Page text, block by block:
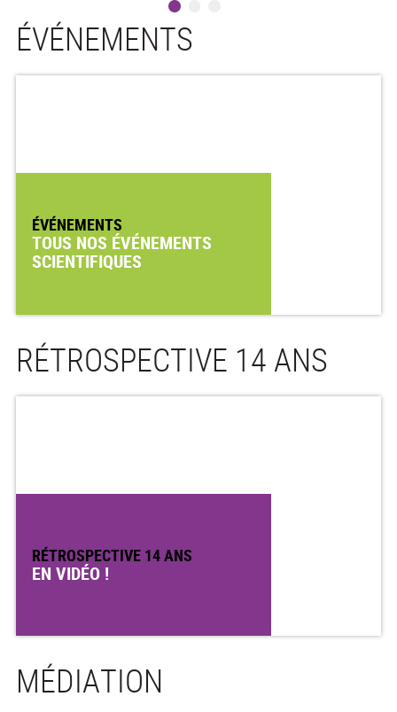
ÉVÉNEMENTS
ÉVÉNEMENTS
TOUS NOS ÉVÉNEMENTS
SCIENTIFIQUES
RÉTROSPECTIVE 14 ANS
RÉTROSPECTIVE 14 ANS
EN VIDÉO !
MÉDIATION